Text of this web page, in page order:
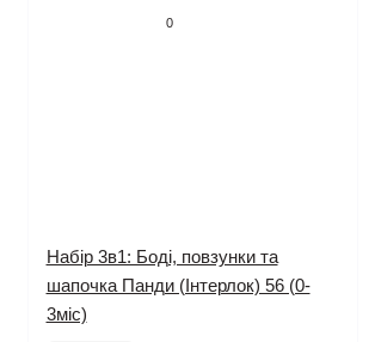
0
Набір 3в1: Боді, повзунки та
шапочка Панди (Інтерлок) 56 (0-
3міс)